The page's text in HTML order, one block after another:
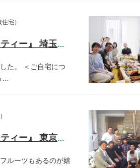
宅）
開催しました! 『新築お披露目パーティー』 埼玉県さいたま市 M様宅
た。
＜ご自宅につ
…
開催しました! 『新築お披露目パーティー』 東京都練馬区 Y様宅
ルーツもあるのが嬉